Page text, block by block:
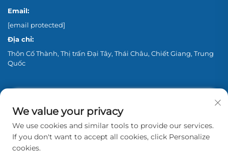
Email:
[email protected]
Địa chỉ:
Thôn Cố Thành, Thị trấn Đại Tây, Thái Châu, Chiết Giang, Trung
Quốc
We value your privacy
We use cookies and similar tools to provide our services.
If you don't want to accept all cookies, click Personalize
cookies.